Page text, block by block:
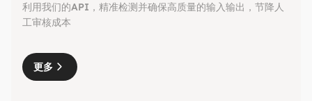
利用我们的API，精准检测并确保高质量的输入输出，节降人
工审核成本
更多